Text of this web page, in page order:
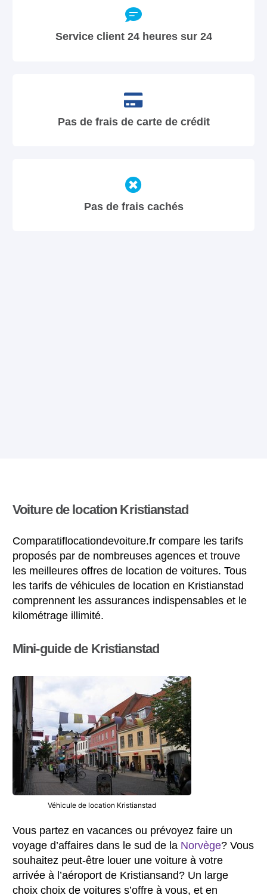
Service client 24 heures sur 24
Pas de frais de carte de crédit
Pas de frais cachés
Voiture de location Kristianstad
Comparatiflocationdevoiture.fr compare les tarifs
proposés par de nombreuses agences et trouve
les meilleures offres de location de voitures. Tous
les tarifs de véhicules de location en Kristianstad
comprennent les assurances indispensables et le
kilométrage illimité.
Mini-guide de Kristianstad
Véhicule de location Kristianstad
Vous partez en vacances ou prévoyez faire un
voyage d’affaires dans le sud de la Norvège? Vous
souhaitez peut-être louer une voiture à votre
arrivée à l’aéroport de Kristiansand? Un large
choix choix de voitures s’offre à vous, et en